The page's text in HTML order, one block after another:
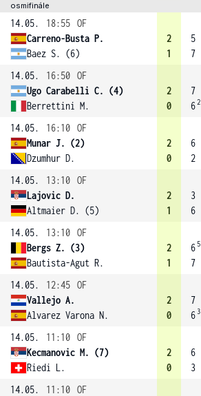
osmifinále
14.05. 18:55 OF
Carreno-Busta P.
Baez S. (6)
2
1
5
7
14.05.
16:50 OF
Ugo Carabelli C. (4)
Berrettini M.
2
0
7
62
14.05.
16:10 OF
Munar J. (2)
Dzumhur D.
2
0
6
2
14.05.
13:10 OF
Lajovic D.
Altmaier D. (5)
2
1
3
6
14.05.
13:10 OF
Bergs Z. (3)
Bautista-Agut R.
2
1
6 5
7
14.05.
12:45 OF
Vallejo A.
Alvarez Varona N.
2
0
7
6 3
14.05.
11:10 OF
Kecmanovic M. (7)
Riedi L.
2
0
6
3
14.05.
11:10 OF